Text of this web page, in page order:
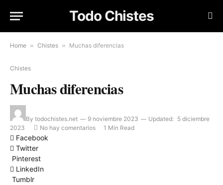
Todo Chistes
Home » Chistes » Muchas diferencias
Chistes
Muchas diferencias
By todochistes.net 9 noviembre 2023 Updated: 5 diciembre
2023
No hay comentarios 1 Min Read
Facebook
Twitter
Pinterest
LinkedIn
Tumblr